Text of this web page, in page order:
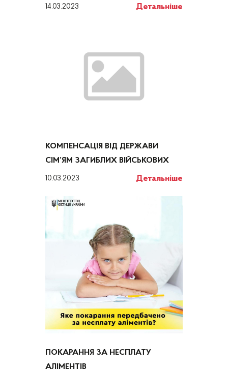
14.03.2023 Детальніше
КОМПЕНСАЦІЯ ВІД ДЕРЖАВИ
СІМ’ЯМ ЗАГИБЛИХ ВІЙСЬКОВИХ
10.03.2023 Детальніше
ПОКАРАННЯ ЗА НЕСПЛАТУ
АЛІМЕНТІВ